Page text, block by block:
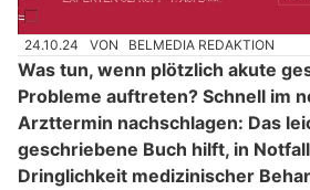
24.10.24 VON BELMEDIA REDAKTION
Was tun, wenn plötzlich akute
Probleme auftreten? Schnell im
Arzttermin nachschlagen: Das
geschriebene Buch hilft, in
Dringlichkeit medizinischer